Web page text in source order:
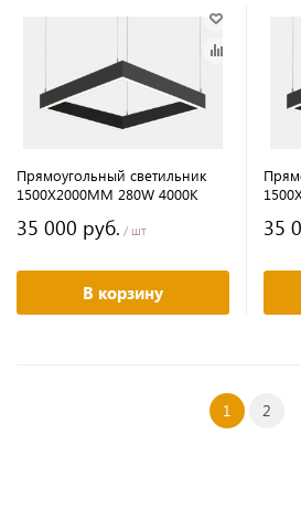
Прямоугольный светильник
1500Х2000MM 280W 4000K
35 000 руб. / шт
В корзину
35
1 2